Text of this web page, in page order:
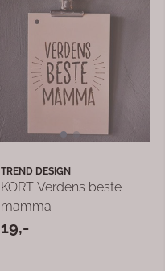
TREND DESIGN
KORT Verdens beste
mamma
19,-